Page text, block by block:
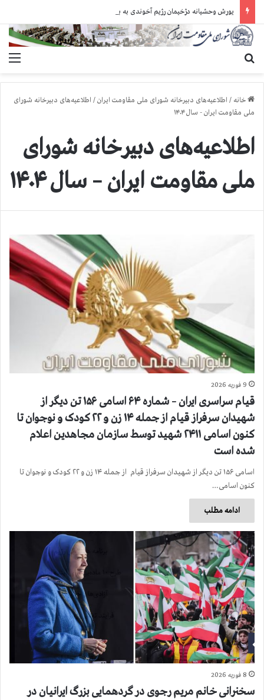
خانه / اطلاعیه‌های دبیرخانه شورای ملی مقاومت ایران/ اطلاعیه‌های دبیرخانه شورای
ملی مقاومت ایران - سال ۱۴۰۴
اطلاعیه‌های دبیرخانه شورای
ملی مقاومت ایران – سال ۱۴۰۴
9 فوریه 2026
قیام سراسری ایران – شماره ۶۴ اسامی ۱۵۶ تن دیگر از
شهیدان سرفراز قیام از جمله ۱۴ زن و ۲۲ کودک و نوجوان تا
کنون اسامی ۲۴۱۱ شهید توسط سازمان مجاهدین اعلام
شده است
اسامی ۱۵۶ تن دیگر از شهیدان سرفراز قیام از جمله ۱۴ زن و ۲۲ کودک و نوجوان تا
کنون اسامی…
ادامه مطلب
8 فوریه 2026
سخنرانی خانم مریم رجوی در گردهمایی بزرگ ایرانیان در